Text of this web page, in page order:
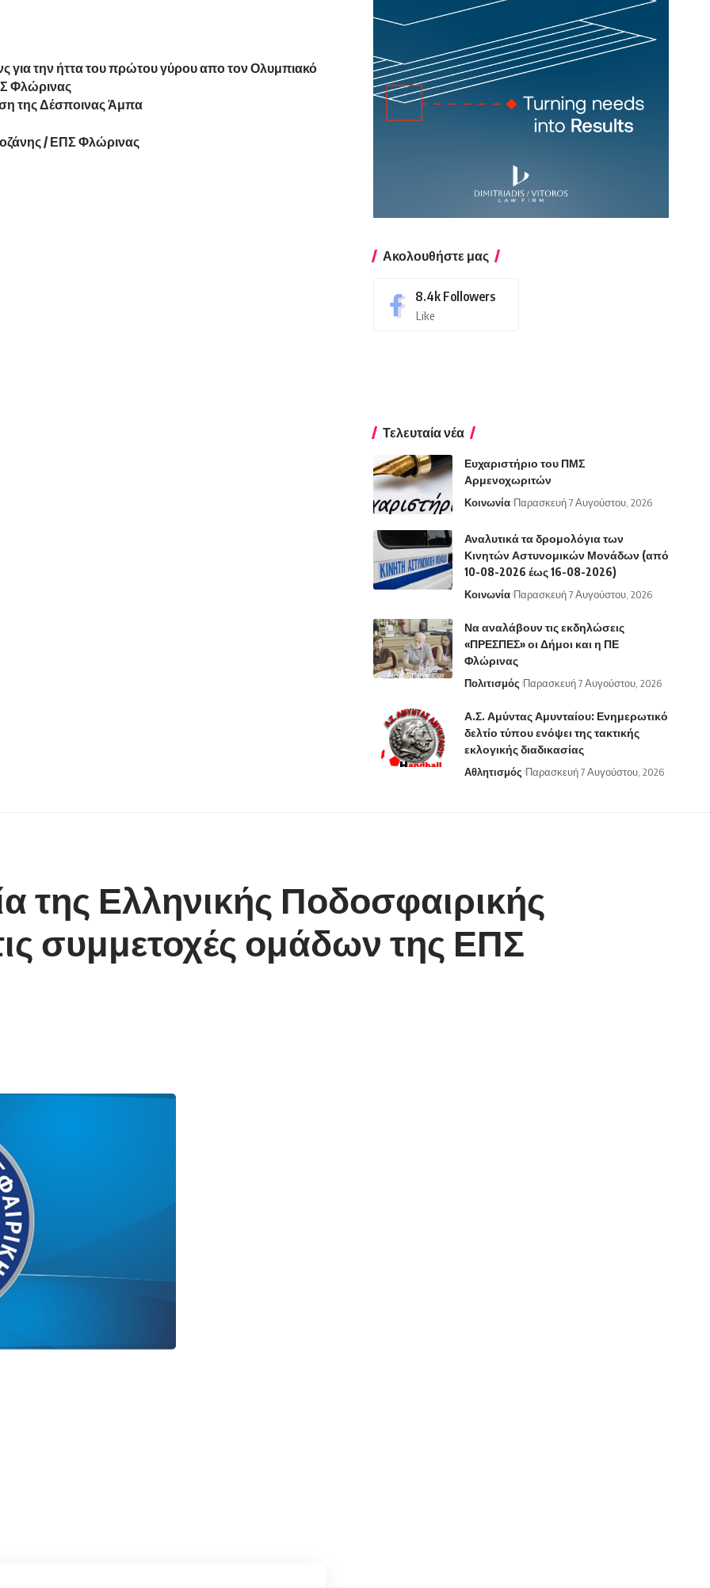
για την ήττα του πρώτου γύρου απο τον Ολυμπιακό
Φλώρινας
της Δέσποινας Άμπα
/ ΕΠΣ Φλώρινας
Ακολουθήστε μας
8.4k Followers
Like
Τελευταία νέα
Ευχαριστήριο του ΠΜΣ
Αρμενοχωριτών
Κοινωνία Παρασκευή 7 Αυγούστου, 2026
Αναλυτικά τα δρομολόγια των
Κινητών Αστυνομικών Μονάδων (από
10-08-2026 έως 16-08-2026)
Κοινωνία Παρασκευή 7 Αυγούστου, 2026
Να αναλάβουν τις εκδηλώσεις
«ΠΡΕΣΠΕΣ» οι Δήμοι και η ΠΕ
Φλώρινας
Πολιτισμός Παρασκευή 7 Αυγούστου, 2026
Α.Σ. Αμύντας Αμυνταίου: Ενημερωτικό
δελτίο τύπου ενόψει της τακτικής
εκλογικής διαδικασίας
Αθλητισμός Παρασκευή 7 Αυγούστου, 2026
της Ελληνικής Ποδοσφαιρικής
συμμετοχές ομάδων της ΕΠΣ